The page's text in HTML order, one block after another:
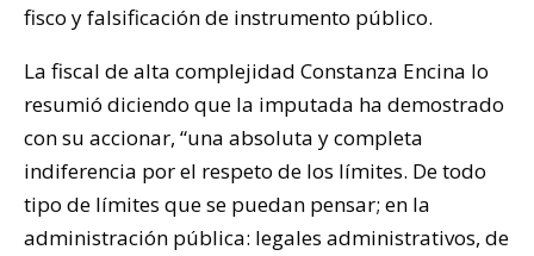
fisco y falsificación de instrumento público.
La fiscal de alta complejidad Constanza Encina lo
resumió diciendo que la imputada ha demostrado
con su accionar, “una absoluta y completa
indiferencia por el respeto de los límites. De todo
tipo de límites que se puedan pensar; en la
administración pública: legales administrativos, de